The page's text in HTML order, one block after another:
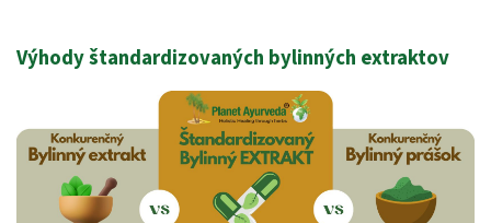
Výhody štandardizovaných bylinných extraktov